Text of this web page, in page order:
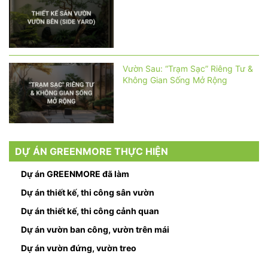
Vườn Sau: “Trạm Sạc” Riêng Tư &
Không Gian Sống Mở Rộng
DỰ ÁN GREENMORE THỰC HIỆN
Dự án GREENMORE đã làm
Dự án thiết kế, thi công sân vườn
Dự án thiết kế, thi công cảnh quan
Dự án vườn ban công, vườn trên mái
Dự án vườn đứng, vườn treo